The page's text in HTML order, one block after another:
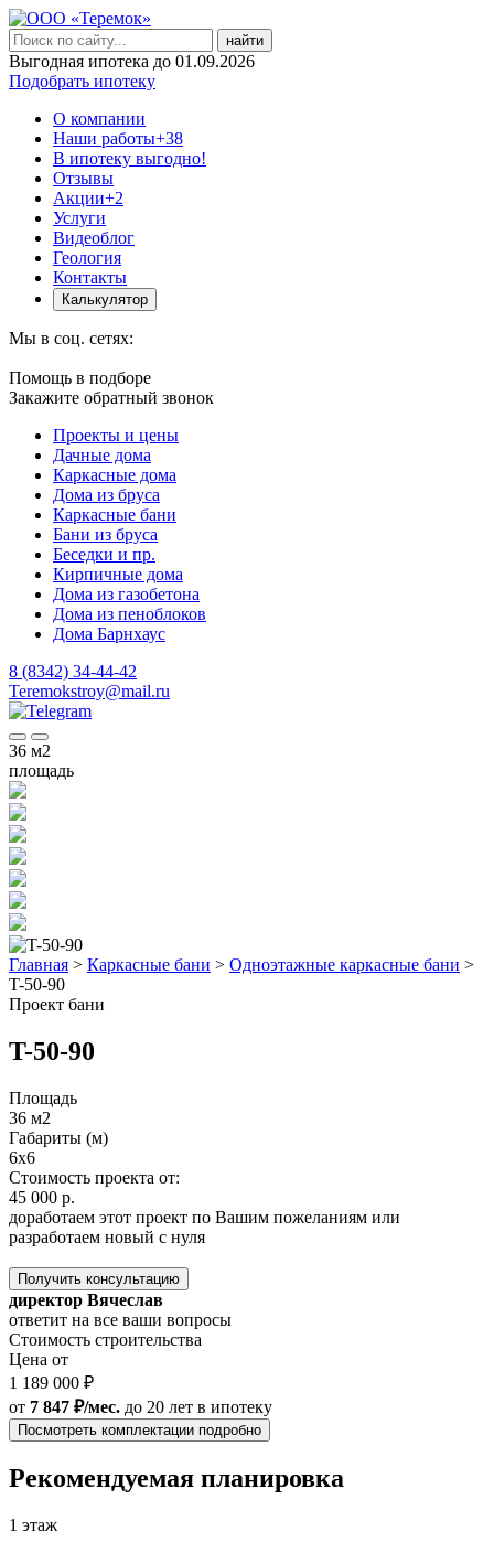
найти
Выгодная ипотека до 01.09.2026
Подобрать ипотеку
О компании
Наши работы+38
В ипотеку выгодно!
Отзывы
Акции+2
Услуги
Видеоблог
Геология
Контакты
Калькулятор
Мы в соц. сетях:
Помощь в подборе
Закажите обратный звонок
Проекты и цены
Дачные дома
Каркасные дома
Дома из бруса
Каркасные бани
Бани из бруса
Беседки и пр.
Кирпичные дома
Дома из газобетона
Дома из пеноблоков
Дома Барнхаус
8 (8342) 34-44-42
Teremokstroy@mail.ru
36 м2
площадь
Главная > Каркасные бани > Одноэтажные каркасные бани >
T-50-90
Проект бани
T-50-90
Площадь
36 м2
Габариты (м)
6х6
Стоимость проекта от:
45 000 р.
доработаем этот проект по Вашим пожеланиям или
разработаем новый с нуля
Получить консультацию
директор Вячеслав
ответит на все ваши вопросы
Стоимость строительства
Цена от
1 189 000 ₽
от 7 847 ₽/мес. до 20 лет в ипотеку
Посмотреть комплектации подробно
Рекомендуемая планировка
1 этаж